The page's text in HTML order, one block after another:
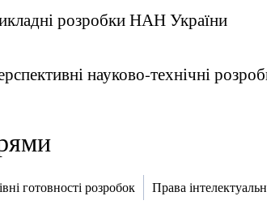
розробки НАН України
науково-технічні
готовності розробок Права